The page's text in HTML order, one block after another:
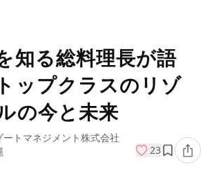
知る総料理長が語
ップクラスのリゾ
の今と未来
ートマネジメント株式会社
23